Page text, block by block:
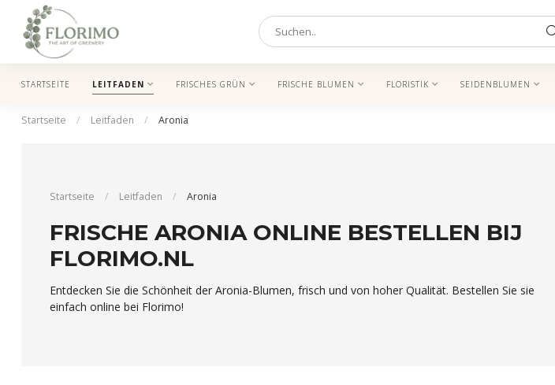
STARTSEITE LEITFADEN FRISCHES GRÜN FRISCHE BLUMEN FLORISTIK SEIDENBLUMEN
Startseite / Leitfaden / Aronia
Startseite / Leitfaden / Aronia
FRISCHE ARONIA ONLINE BESTELLEN BIJ
FLORIMO.NL
Entdecken Sie die Schönheit der Aronia-Blumen, frisch und von hoher Qualität. Bestellen Sie sie
einfach online bei Florimo!